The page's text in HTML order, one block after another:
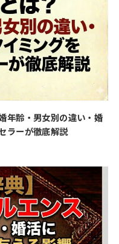
年齢・男女別の違い・婚
ラーが徹底解説